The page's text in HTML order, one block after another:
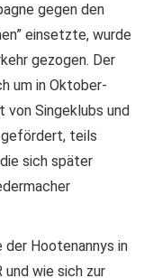
gegen den
einsetzte, wurde
gezogen. Der
um in Oktober-
von Singeklubs und
gefördert, teils
sich später
Hootenannys in
und wie sich zur